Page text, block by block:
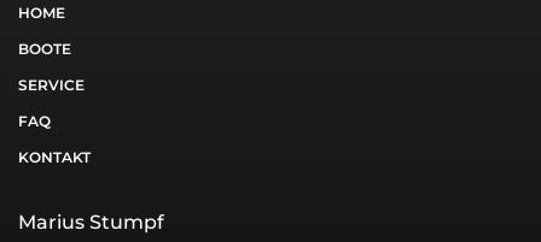
HOME
BOOTE
SERVICE
FAQ
KONTAKT
Marius Stumpf